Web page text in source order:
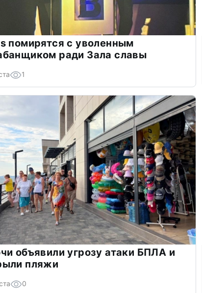
помирятся с уволенным
ради Зала славы
1
объявили угрозу атаки БПЛА и
пляжи
0